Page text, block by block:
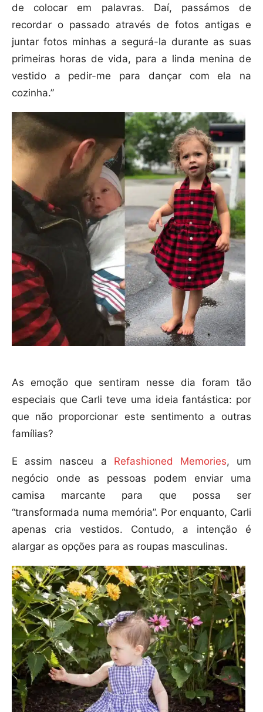
de colocar em palavras. Daí, passámos de
recordar o passado através de fotos antigas e
juntar fotos minhas a segurá-la durante as suas
primeiras horas de vida, para a linda menina de
vestido a pedir-me para dançar com ela na
cozinha.”
As emoção que sentiram nesse dia foram tão
especiais que Carli teve uma ideia fantástica: por
que não proporcionar este sentimento a outras
famílias?
E assim nasceu a Refashioned Memories, um
negócio onde as pessoas podem enviar uma
camisa marcante para que possa ser
“transformada numa memória”. Por enquanto, Carli
apenas cria vestidos. Contudo, a intenção é
alargar as opções para as roupas masculinas.